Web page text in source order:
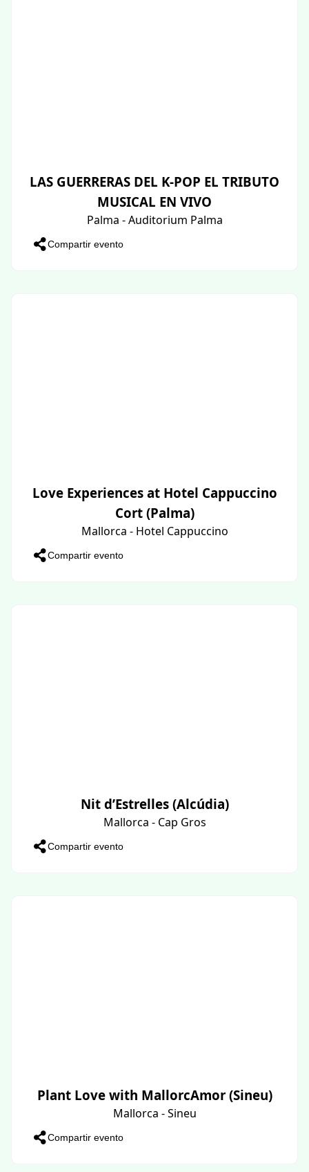
LAS GUERRERAS DEL K-POP EL TRIBUTO
MUSICAL EN VIVO
Palma - Auditorium Palma
Compartir evento
Love Experiences at Hotel Cappuccino
Cort (Palma)
Mallorca - Hotel Cappuccino
Compartir evento
Nit d’Estrelles (Alcúdia)
Mallorca - Cap Gros
Compartir evento
Plant Love with MallorcAmor (Sineu)
Mallorca - Sineu
Compartir evento